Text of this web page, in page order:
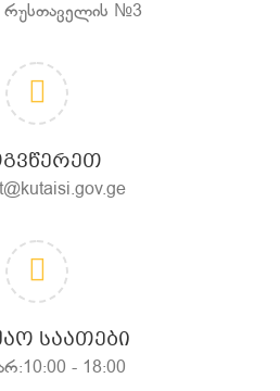
რუსთაველის №3
ᲡᲐᲐᲗᲔᲑᲘ
- 18:00